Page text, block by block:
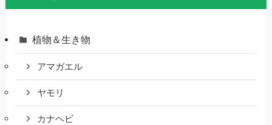
植物＆生き物
アマガエル
ヤモリ
カナヘビ